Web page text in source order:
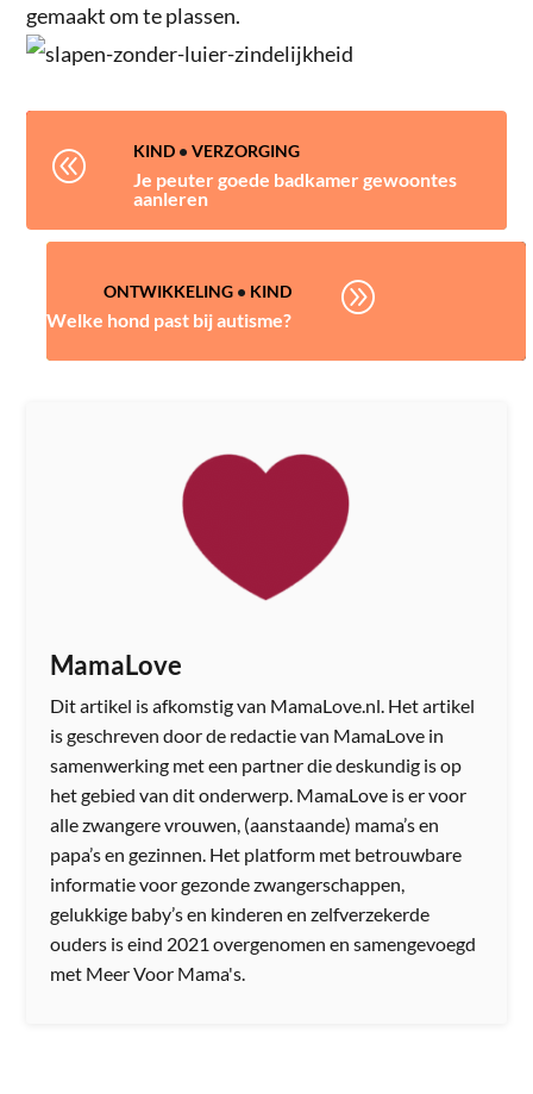
gemaakt om te plassen.
@ KIND •VERZORGING
Je peuter goede badkamer gewoontes
aanleren
ONTWIKKELING• KIND
Welke hond past bij autisme?
A
MamaLove
Dit artikel is afkomstig van MamaLove.nl. Het artikel
is geschreven door de redactie van MamaLove in
samenwerking met een partner die deskundig is op
het gebied van dit onderwerp. MamaLove is er voor
alle zwangere vrouwen, (aanstaande) mama’s en
papa’s en gezinnen. Het platform met betrouwbare
informatie voor gezonde zwangerschappen,
gelukkige baby’s en kinderen en zelfverzekerde
ouders is eind 2021 overgenomen en samengevoegd
met Meer Voor Mama's.